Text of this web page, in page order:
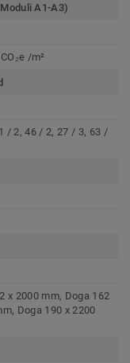
A1-A3)
/m²
/ 2, 46 / 2, 27 / 3, 63 /
x 2000 mm, Doga 162
Doga 190 x 2200